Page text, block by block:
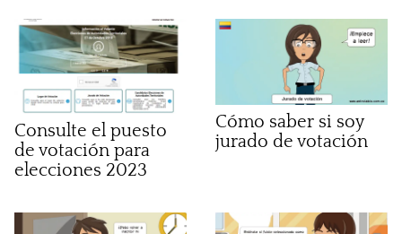
Consulte el puesto
de votación para
elecciones 2023
Cómo saber si soy
jurado de votación